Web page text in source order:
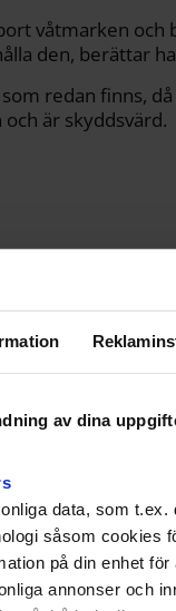
av dina
data, som t.ex.
såsom cookies
på din enhet för
annonser och
våtmarken och
den, berättar
redan finns,
är skyddsvärd.
ett stort
projekt.
öka
trappa och som
skapat en
små steg i taget
upp här, och
han.
vill att